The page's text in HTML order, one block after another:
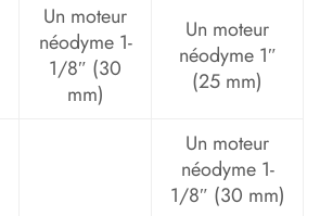
Un moteur
néodyme 1-
1/8″ (30
mm)
Un moteur
néodyme 1″
(25 mm)
Un moteur
néodyme 1-
1/8″ (30 mm)